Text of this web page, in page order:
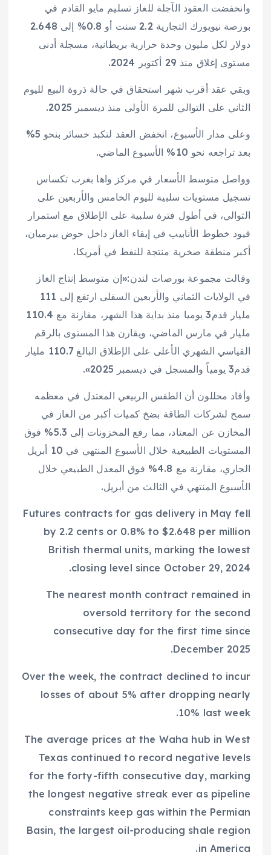
وانخفضت العقود الآجلة للغاز تسليم مايو القادم في
بورصة نيويورك التجارية 2.2 سنت أو 0.8% إلى 2.648
دولار لكل مليون وحدة حرارية بريطانية، مسجلة أدنى
مستوى إغلاق منذ 29 أكتوبر 2024.
وبقي عقد أقرب شهر استحقاق في حالة ذروة البيع لليوم
الثاني على التوالي للمرة الأولى منذ ديسمبر 2025.
وعلى مدار الأسبوع، انخفض العقد لتكبد خسائر بنحو 5%
بعد تراجعه نحو 10% الأسبوع الماضي.
وواصل متوسط الأسعار في مركز واها بغرب تكساس
تسجيل مستويات سلبية لليوم الخامس والأربعين على
التوالي، في أطول فترة سلبية على الإطلاق مع استمرار
قيود خطوط الأنابيب في إبقاء الغاز داخل حوض بيرميان،
أكبر منطقة صخرية منتجة للنفط في أمريكا.
وقالت مجموعة بورصات لندن:«إن متوسط إنتاج الغاز
في الولايات الثماني والأربعين السفلى ارتفع إلى 111
مليار قدم3 يوميا منذ بداية هذا الشهر، مقارنة مع 110.4
مليار في مارس الماضي، ويقارن هذا المستوى بالرقم
القياسي الشهري الأعلى على الإطلاق البالغ 110.7 مليار
قدم3 يومياً والمسجل في ديسمبر 2025».
وأفاد محللون أن الطقس الربيعي المعتدل في معظمه
سمح لشركات الطاقة بضخ كميات أكبر من الغاز في
المخازن عن المعتاد، مما رفع المخزونات إلى 5.3% فوق
المستويات الطبيعية خلال الأسبوع المنتهي في 10 أبريل
الجاري، مقارنة مع 4.8% فوق المعدل الطبيعي خلال
الأسبوع المنتهي في الثالث من أبريل.
Futures contracts for gas delivery in May fell
by 2.2 cents or 0.8% to $2.648 per million
British thermal units, marking the lowest
closing level since October 29, 2024.
The nearest month contract remained in
oversold territory for the second
consecutive day for the first time since
December 2025.
Over the week, the contract declined to incur
losses of about 5% after dropping nearly
10% last week.
The average prices at the Waha hub in West
Texas continued to record negative levels
for the forty-fifth consecutive day, marking
the longest negative streak ever as pipeline
constraints keep gas within the Permian
Basin, the largest oil-producing shale region
in America.